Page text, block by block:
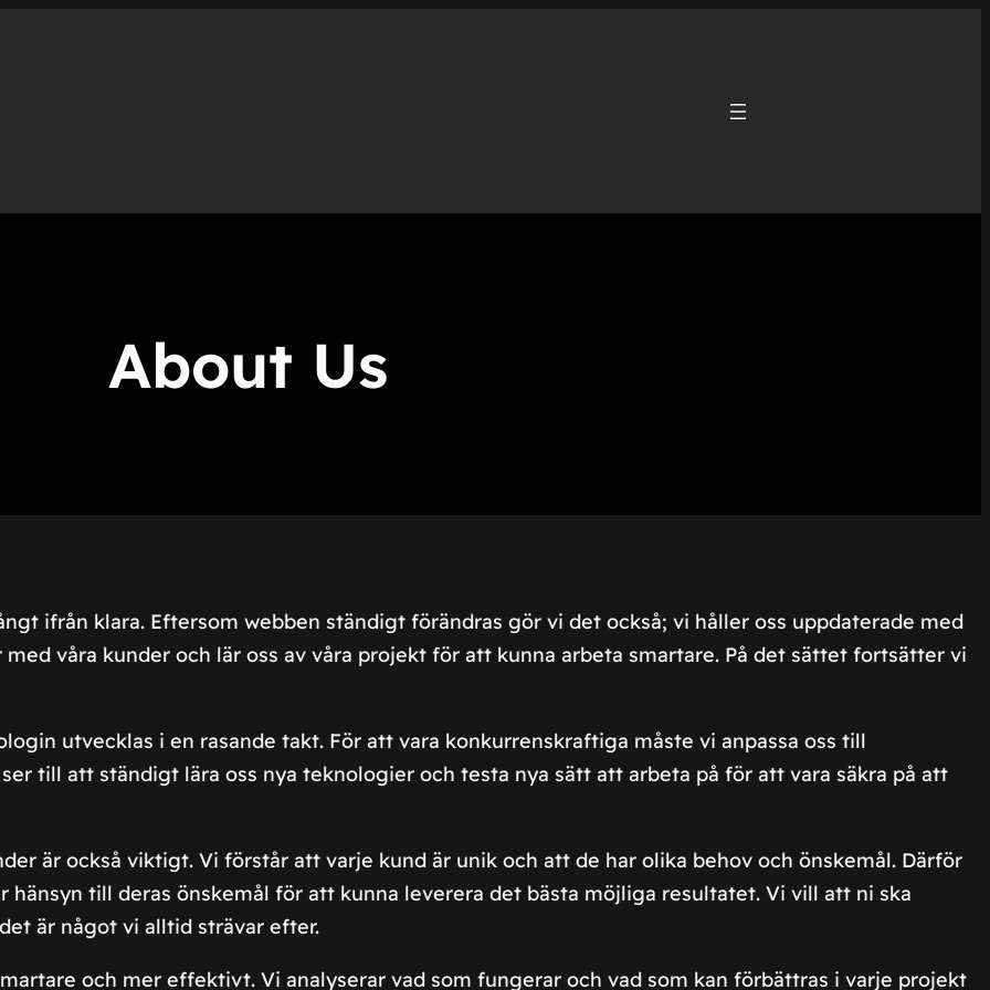
About Us
ifrån klara. Eftersom webben ständigt förändras gör vi det också; vi håller oss uppdaterade med
våra kunder och lär oss av våra projekt för att kunna arbeta smartare. På det sättet fortsätter vi
utvecklas i en rasande takt. För att vara konkurrenskraftiga måste vi anpassa oss till
till att ständigt lära oss nya teknologier och testa nya sätt att arbeta på för att vara säkra på att
är också viktigt. Vi förstår att varje kund är unik och att de har olika behov och önskemål. Därför
till deras önskemål för att kunna leverera det bästa möjliga resultatet. Vi vill att ni ska
är något vi alltid strävar efter.
och mer effektivt. Vi analyserar vad som fungerar och vad som kan förbättras i varje projekt